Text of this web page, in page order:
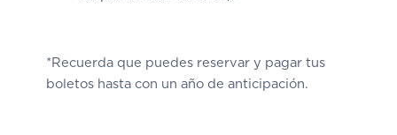
*Recuerda que puedes reservar y pagar tus
boletos hasta con un año de anticipación.